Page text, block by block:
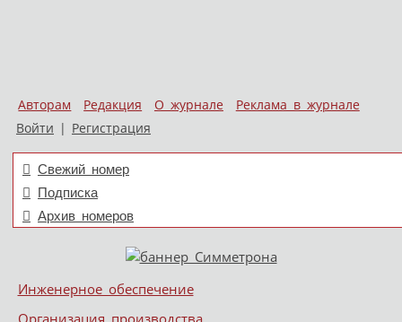
Авторам Редакция О журнале
Реклама в журнале
Войти | Регистрация
Свежий номер
Подписка
Архив номеров
Меню
Skip to content
Инженерное обеспечение